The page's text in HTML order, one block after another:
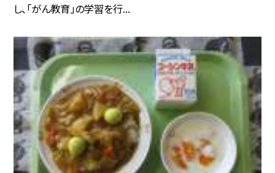
し、「がん教育」の学習を行...